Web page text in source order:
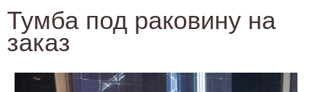
Тумба под раковину на
заказ